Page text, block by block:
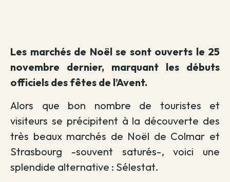
Les marchés de Noël se sont ouverts le 25
novembre dernier, marquant les débuts
officiels des fêtes de l’Avent.
Alors que bon nombre de touristes et
visiteurs se précipitent à la découverte des
très beaux marchés de Noël de Colmar et
Strasbourg -souvent saturés-, voici une
splendide alternative : Sélestat.